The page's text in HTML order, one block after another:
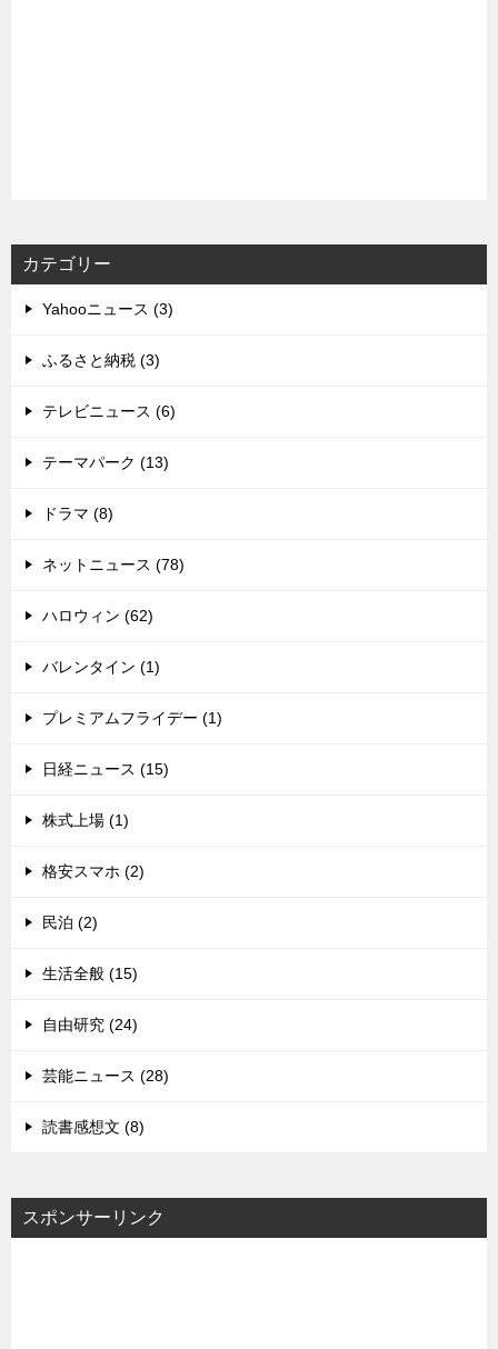
カテゴリー
Yahooニュース (3)
ふるさと納税 (3)
テレビニュース (6)
テーマパーク (13)
ドラマ (8)
ネットニュース (78)
ハロウィン (62)
バレンタイン (1)
プレミアムフライデー (1)
日経ニュース (15)
株式上場 (1)
格安スマホ (2)
民泊 (2)
生活全般 (15)
自由研究 (24)
芸能ニュース (28)
読書感想文 (8)
スポンサーリンク